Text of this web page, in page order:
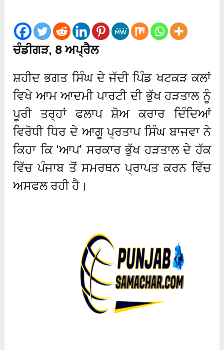
ਚੰਡੀਗੜ, 8 ਅਪ੍ਰੈਲ
ਸ਼ਹੀਦ ਭਗਤ ਸਿੰਘ ਦੇ ਜੱਦੀ ਪਿੰਡ ਖਟਕੜ ਕਲਾਂ
ਵਿਖੇ ਆਮ ਆਦਮੀ ਪਾਰਟੀ ਦੀ ਭੁੱਖ ਹੜਤਾਲ ਨੂੰ
ਪੂਰੀ ਤਰ੍ਹਾਂ ਫਲਾਪ ਸ਼ੋਅ ਕਰਾਰ ਦਿੰਦਿਆਂ
ਵਿਰੋਧੀ ਧਿਰ ਦੇ ਆਗੂ ਪ੍ਰਤਾਪ ਸਿੰਘ ਬਾਜਵਾ ਨੇ
ਕਿਹਾ ਕਿ ‘ਆਪ’ ਸਰਕਾਰ ਭੁੱਖ ਹੜਤਾਲ ਦੇ ਹੱਕ
ਵਿੱਚ ਪੰਜਾਬ ਤੋਂ ਸਮਰਥਨ ਪ੍ਰਾਪਤ ਕਰਨ ਵਿੱਚ
ਅਸਫਲ ਰਹੀ ਹੈ।